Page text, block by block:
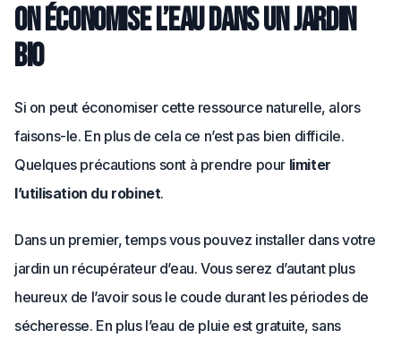
On économise l’eau dans un jardin
bio
Si on peut économiser cette ressource naturelle, alors
faisons-le. En plus de cela ce n’est pas bien difficile.
Quelques précautions sont à prendre pour limiter
l’utilisation du robinet.
Dans un premier, temps vous pouvez installer dans votre
jardin un récupérateur d’eau. Vous serez d’autant plus
heureux de l’avoir sous le coude durant les périodes de
sécheresse. En plus l’eau de pluie est gratuite, sans